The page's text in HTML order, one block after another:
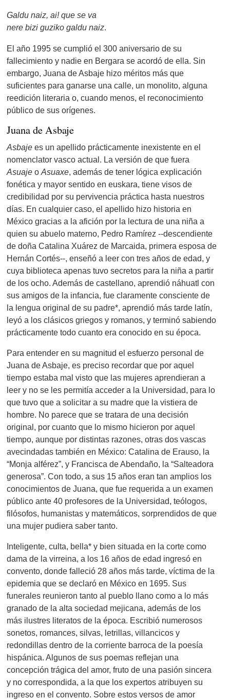
Galdu naiz, ai! que se va
nere bizi guziko galdu naiz.
El año 1995 se cumplió el 300 aniversario de su
fallecimiento y nadie en Bergara se acordó de ella. Sin
embargo, Juana de Asbaje hizo méritos más que
suficientes para ganarse una calle, un monolito, alguna
reedición literaria o, cuando menos, el reconocimiento
público de sus orígenes.
Juana de Asbaje
Asbaje es un apellido prácticamente inexistente en el
nomenclator vasco actual. La versión de que fuera
Asuaje oAsuaxe, además de tener lógica explicación
fonética y mayor sentido en euskara, tiene visos de
credibilidad por su pervivencia práctica hasta nuestros
días. En cualquier caso, el apellido hizo historia en
México gracias a la afición por la lectura de una niña a
quien su abuelo materno, Pedro Ramírez --descendiente
de doña Catalina Xuárez de Marcaida, primera esposa de
Hernán Cortés--, enseñó a leer con tres años de edad, y
cuya biblioteca apenas tuvo secretos para la niña a partir
de los ocho. Además de castellano, aprendió náhuatl con
sus amigos de la infancia, fue claramente consciente de
la lengua original de su padre*, aprendió más tarde latín,
leyó a los clásicos griegos y romanos, y terminó sabiendo
prácticamente todo cuanto era conocido en su época.
Para entender en su magnitud el esfuerzo personal de
Juana de Asbaje, es preciso recordar que por aquel
tiempo estaba mal visto que las mujeres aprendieran a
leer y no se les permitía acceder a la Universidad, para lo
que tuvo que a solicitar a su madre que la vistiera de
hombre. No parece que se tratara de una decisión
original, por cuanto que lo mismo hicieron por aquel
tiempo, aunque por distintas razones, otras dos vascas
avecindadas también en México: Catalina de Erauso, la
“Monja alférez”, y Francisca de Abendaño, la “Salteadora
generosa”. Con todo, a sus 15 años eran tan amplios los
conocimientos de Juana, que fue requerida a un examen
público ante 40 profesores de la Universidad, teólogos,
filósofos, humanistas y matemáticos, sorprendidos de que
una mujer pudiera saber tanto.
Inteligente, culta, bella* y bien situada en la corte como
dama de la virreina, a los 16 años de edad ingresó en
convento, donde falleció 28 años más tarde, víctima de la
epidemia que se declaró en México en 1695. Sus
funerales reunieron tanto al pueblo llano como a lo más
granado de la alta sociedad mejicana, además de los
más ilustres literatos de la época. Escribió numerosos
sonetos, romances, silvas, letrillas, villancicos y
redondillas dentro de la corriente barroca de la poesía
hispánica. Algunos de sus poemas reflejan una
concepción trágica del amor, fruto de una pasión sincera
y no correspondida, a la que los expertos atribuyen su
ingreso en el convento. Sobre estos versos de amor